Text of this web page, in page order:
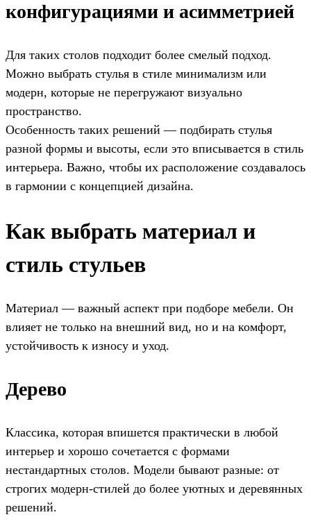
конфигурациями и асимметрией
Для таких столов подходит более смелый подход.
Можно выбрать стулья в стиле минимализм или
модерн, которые не перегружают визуально
пространство.
Особенность таких решений — подбирать стулья
разной формы и высоты, если это вписывается в стиль
интерьера. Важно, чтобы их расположение создавалось
в гармонии с концепцией дизайна.
Как выбрать материал и
стиль стульев
Материал — важный аспект при подборе мебели. Он
влияет не только на внешний вид, но и на комфорт,
устойчивость к износу и уход.
Дерево
Классика, которая впишется практически в любой
интерьер и хорошо сочетается с формами
нестандартных столов. Модели бывают разные: от
строгих модерн-стилей до более уютных и деревянных
решений.